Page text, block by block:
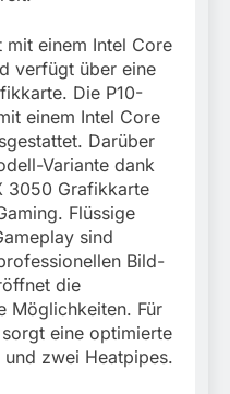
mit einem Intel Core
verfügt über eine
Die P10-
einem Intel Core
Darüber
Variante dank
3050 Grafikkarte
Flüssige
sind
Bild-
die
Möglichkeiten. Für
eine optimierte
zwei Heatpipes.